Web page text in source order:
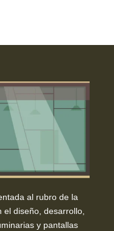
al rubro de la
el diseño, desarrollo,
y pantallas